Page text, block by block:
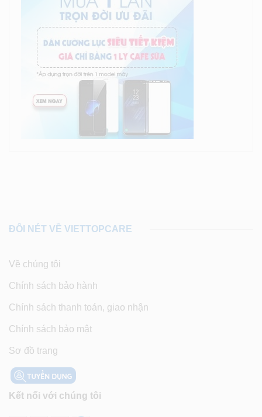
ĐÔI NÉT VỀ VIETTOPCARE
Về chúng tôi
Chính sách bảo hành
Chính sách thanh toán, giao nhận
Chính sách bảo mật
Sơ đồ trang
Kết nối với chúng tôi